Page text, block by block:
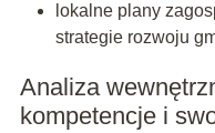
lokalne plany
strategie rozwoju
Analiza
kompetencje i